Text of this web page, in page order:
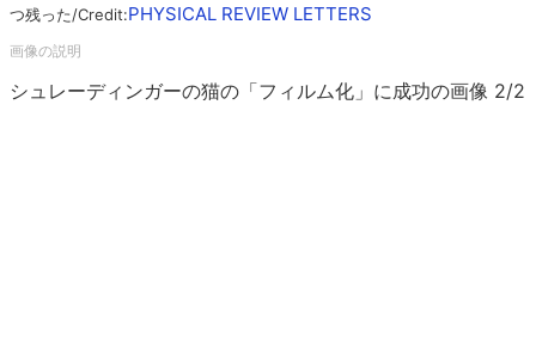
つ残った/Credit:PHYSICAL REVIEW LETTERS
シュレーディンガーの猫の「フィルム化」に成功の画像 2/2